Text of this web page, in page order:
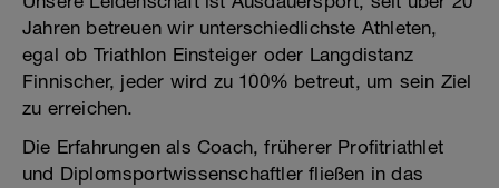
Jahren betreuen wir unterschiedlichste Athleten,
egal ob Triathlon Einsteiger oder Langdistanz
Finnischer, jeder wird zu 100% betreut, um sein Ziel
zu erreichen.
Die Erfahrungen als Coach, früherer Profitriathlet
und Diplomsportwissenschaftler fließen in das